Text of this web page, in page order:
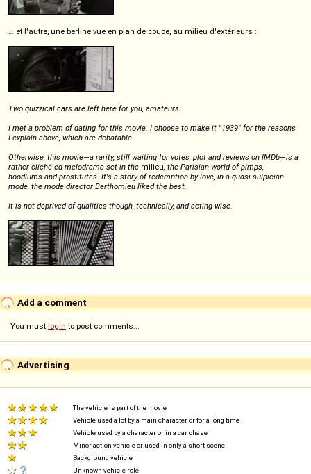
… et l'autre, une berline vue en plan de coupe, au milieu d'extérieurs :
Two quizzical cars are left here for you, amateurs.
I met a problem of dating for this movie. I choose to make it "1939" for the reasons
I explain above, which are debatable.
Otherwise, this movie—a rarity, still waiting for votes, plot and reviews on IMDb—is a
rather cliché-ed melodrama set in the milieu, the Parisian world of pimps,
hoodlums and prostitutes. It's a story of redemption by love, in a quasi-sulpician
mode, the mode director Berthomieu liked the best.
It is not deprived of qualities though, technically, and acting-wise.
Add a comment
You must login to post comments...
Advertising
The vehicle is part of the movie
Vehicle used a lot by a main character or for a long time
Vehicle used by a character or in a car chase
Minor action vehicle or used in only a short scene
Background vehicle
Unknown vehicle role